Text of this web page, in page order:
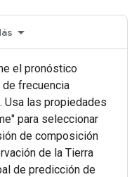
el pronóstico
frecuencia
Usa las propiedades
para seleccionar
de composición
de la Tierra
de predicción de